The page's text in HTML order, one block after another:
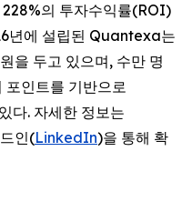
228%의 투자수익률(ROI)
년에 설립된 Quantexa는
을 두고 있으며, 수만 명
포인트를 기반으로
다. 자세한 정보는
인(LinkedIn)을 통해 확